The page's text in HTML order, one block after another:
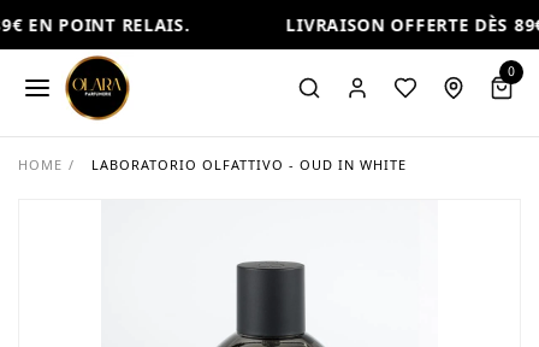
EN POINT RELAIS. LIVRAISON OFFERTE DÈS
0
HOME / LABORATORIO OLFATTIVO - OUD IN WHITE